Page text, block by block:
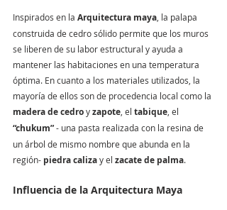
Inspirados en la Arquitectura maya, la palapa
construida de cedro sólido permite que los muros
se liberen de su labor estructural y ayuda a
mantener las habitaciones en una temperatura
óptima. En cuanto a los materiales utilizados, la
mayoría de ellos son de procedencia local como la
madera de cedro y zapote, el tabique, el
“chukum” - una pasta realizada con la resina de
un árbol de mismo nombre que abunda en la
región- piedra caliza y el zacate de palma.
Influencia de la Arquitectura Maya